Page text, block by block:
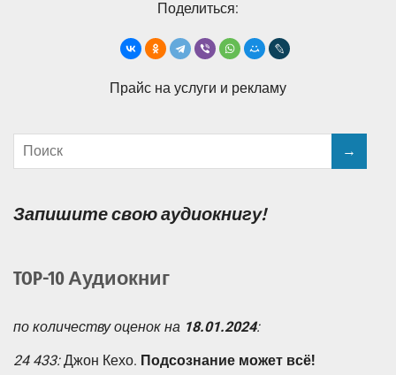
Поделиться:
Прайс на услуги и рекламу
Запишите свою аудиокнигу!
TOP-10 Аудиокниг
по количеству оценок на 18.01.2024:
24 433: Джон Кехо. Подсознание может всё!